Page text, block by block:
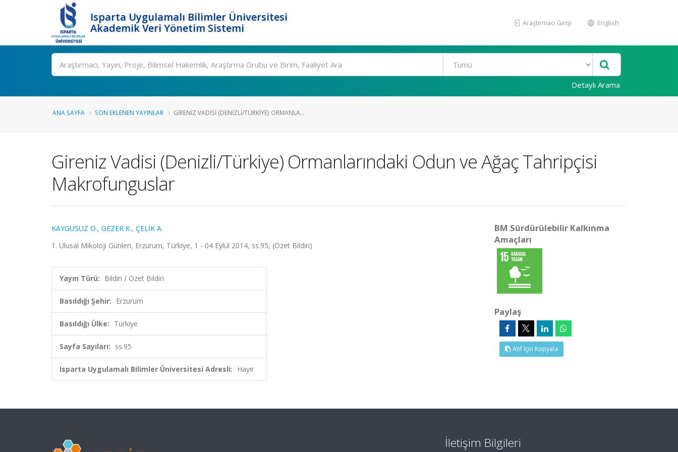
Isparta Uygulamalı Bilimler Üniversitesi
Akademik Veri Yönetim Sistemi
Araştırmacı Girişi English
Ara
Detaylı Arama
ANA SAYFA SON EKLENEN YAYINLAR GIRENIZ VADISI (DENIZLI/TÜRKIYE) ORMANLA...
Gireniz Vadisi (Denizli/Türkiye) Ormanlarındaki Odun ve Ağaç Tahripçisi
Makrofunguslar
KAYGUSUZ O., GEZER K., ÇELİK A.
1. Ulusal Mikoloji Günleri, Erzurum, Türkiye, 1 - 04 Eylül 2014, ss.95, (Özet Bildiri)
Yayın Türü: Bildiri / Özet Bildiri
Basıldığı Şehir: Erzurum
Basıldığı Ülke: Türkiye
Sayfa Sayıları: ss.95
Isparta Uygulamalı Bilimler Üniversitesi Adresli: Hayır
BM Sürdürülebilir Kalkınma
Amaçları
Paylaş
Atıf İçin Kopyala
İletişim Bilgileri